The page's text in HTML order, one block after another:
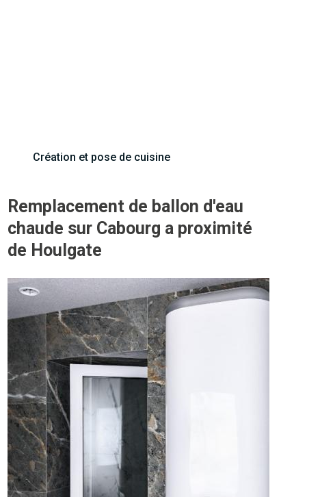
Création et pose de cuisine
Remplacement de ballon d'eau
chaude sur Cabourg a proximité
de Houlgate